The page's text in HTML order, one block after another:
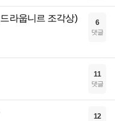
라웁니르 조각상)
6
댓글
11
댓글
12